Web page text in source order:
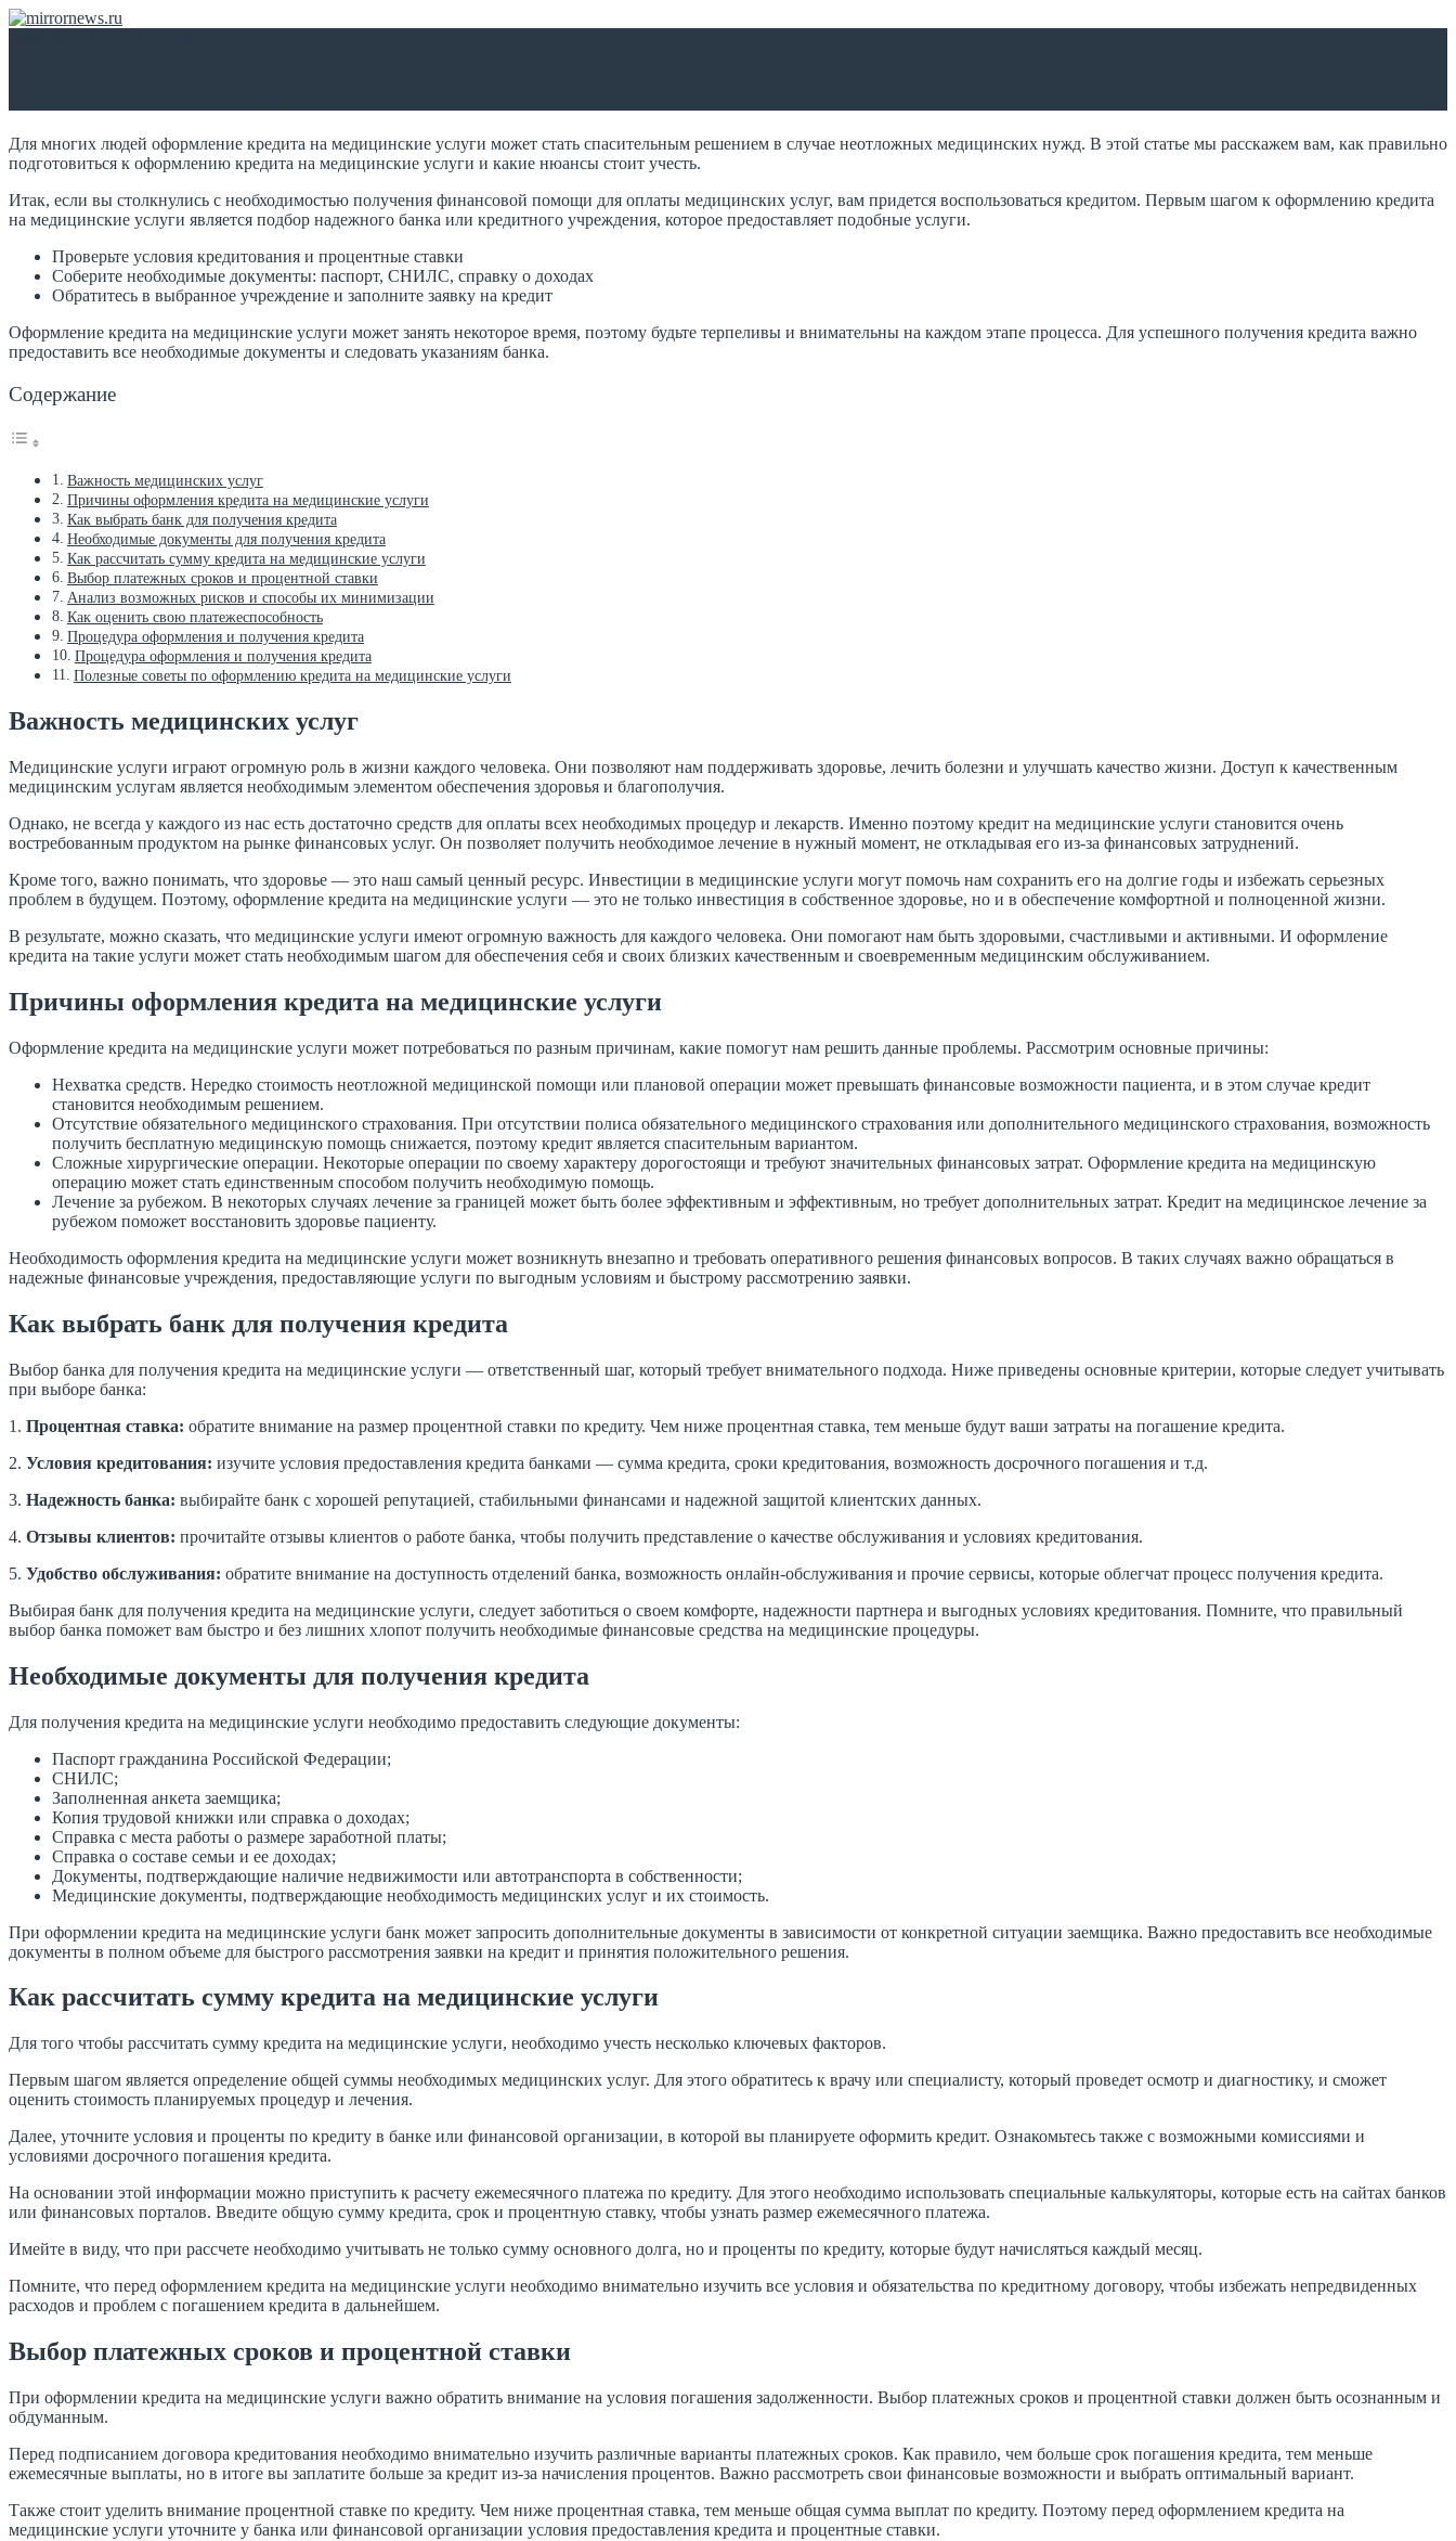
Для многих людей оформление кредита на медицинские услуги может стать спасительным решением в случае неотложных медицинских нужд. В этой статье мы расскажем вам, как правильно
подготовиться к оформлению кредита на медицинские услуги и какие нюансы стоит учесть.
Итак, если вы столкнулись с необходимостью получения финансовой помощи для оплаты медицинских услуг, вам придется воспользоваться кредитом. Первым шагом к оформлению кредита
на медицинские услуги является подбор надежного банка или кредитного учреждения, которое предоставляет подобные услуги.
Проверьте условия кредитования и процентные ставки
Соберите необходимые документы: паспорт, СНИЛС, справку о доходах
Обратитесь в выбранное учреждение и заполните заявку на кредит
Оформление кредита на медицинские услуги может занять некоторое время, поэтому будьте терпеливы и внимательны на каждом этапе процесса. Для успешного получения кредита важно
предоставить все необходимые документы и следовать указаниям банка.
Содержание
Важность медицинских услуг
Причины оформления кредита на медицинские услуги
Как выбрать банк для получения кредита
Необходимые документы для получения кредита
Как рассчитать сумму кредита на медицинские услуги
Выбор платежных сроков и процентной ставки
Анализ возможных рисков и способы их минимизации
Как оценить свою платежеспособность
Процедура оформления и получения кредита
Процедура оформления и получения кредита
Полезные советы по оформлению кредита на медицинские услуги
Важность медицинских услуг
Медицинские услуги играют огромную роль в жизни каждого человека. Они позволяют нам поддерживать здоровье, лечить болезни и улучшать качество жизни. Доступ к качественным
медицинским услугам является необходимым элементом обеспечения здоровья и благополучия.
Однако, не всегда у каждого из нас есть достаточно средств для оплаты всех необходимых процедур и лекарств. Именно поэтому кредит на медицинские услуги становится очень
востребованным продуктом на рынке финансовых услуг. Он позволяет получить необходимое лечение в нужный момент, не откладывая его из-за финансовых затруднений.
Кроме того, важно понимать, что здоровье — это наш самый ценный ресурс. Инвестиции в медицинские услуги могут помочь нам сохранить его на долгие годы и избежать серьезных
проблем в будущем. Поэтому, оформление кредита на медицинские услуги — это не только инвестиция в собственное здоровье, но и в обеспечение комфортной и полноценной жизни.
В результате, можно сказать, что медицинские услуги имеют огромную важность для каждого человека. Они помогают нам быть здоровыми, счастливыми и активными. И оформление
кредита на такие услуги может стать необходимым шагом для обеспечения себя и своих близких качественным и своевременным медицинским обслуживанием.
Причины оформления кредита на медицинские услуги
Оформление кредита на медицинские услуги может потребоваться по разным причинам, какие помогут нам решить данные проблемы. Рассмотрим основные причины:
Нехватка средств. Нередко стоимость неотложной медицинской помощи или плановой операции может превышать финансовые возможности пациента, и в этом случае кредит
становится необходимым решением.
Отсутствие обязательного медицинского страхования. При отсутствии полиса обязательного медицинского страхования или дополнительного медицинского страхования, возможность
получить бесплатную медицинскую помощь снижается, поэтому кредит является спасительным вариантом.
Сложные хирургические операции. Некоторые операции по своему характеру дорогостоящи и требуют значительных финансовых затрат. Оформление кредита на медицинскую
операцию может стать единственным способом получить необходимую помощь.
Лечение за рубежом. В некоторых случаях лечение за границей может быть более эффективным и эффективным, но требует дополнительных затрат. Кредит на медицинское лечение за
рубежом поможет восстановить здоровье пациенту.
Необходимость оформления кредита на медицинские услуги может возникнуть внезапно и требовать оперативного решения финансовых вопросов. В таких случаях важно обращаться в
надежные финансовые учреждения, предоставляющие услуги по выгодным условиям и быстрому рассмотрению заявки.
Как выбрать банк для получения кредита
Выбор банка для получения кредита на медицинские услуги — ответственный шаг, который требует внимательного подхода. Ниже приведены основные критерии, которые следует учитывать
при выборе банка:
1. Процентная ставка: обратите внимание на размер процентной ставки по кредиту. Чем ниже процентная ставка, тем меньше будут ваши затраты на погашение кредита.
2. Условия кредитования: изучите условия предоставления кредита банками — сумма кредита, сроки кредитования, возможность досрочного погашения и т.д.
3. Надежность банка: выбирайте банк с хорошей репутацией, стабильными финансами и надежной защитой клиентских данных.
4. Отзывы клиентов: прочитайте отзывы клиентов о работе банка, чтобы получить представление о качестве обслуживания и условиях кредитования.
5. Удобство обслуживания: обратите внимание на доступность отделений банка, возможность онлайн-обслуживания и прочие сервисы, которые облегчат процесс получения кредита.
Выбирая банк для получения кредита на медицинские услуги, следует заботиться о своем комфорте, надежности партнера и выгодных условиях кредитования. Помните, что правильный
выбор банка поможет вам быстро и без лишних хлопот получить необходимые финансовые средства на медицинские процедуры.
Необходимые документы для получения кредита
Для получения кредита на медицинские услуги необходимо предоставить следующие документы:
Паспорт гражданина Российской Федерации;
СНИЛС;
Заполненная анкета заемщика;
Копия трудовой книжки или справка о доходах;
Справка с места работы о размере заработной платы;
Справка о составе семьи и ее доходах;
Документы, подтверждающие наличие недвижимости или автотранспорта в собственности;
Медицинские документы, подтверждающие необходимость медицинских услуг и их стоимость.
При оформлении кредита на медицинские услуги банк может запросить дополнительные документы в зависимости от конкретной ситуации заемщика. Важно предоставить все необходимые
документы в полном объеме для быстрого рассмотрения заявки на кредит и принятия положительного решения.
Как рассчитать сумму кредита на медицинские услуги
Для того чтобы рассчитать сумму кредита на медицинские услуги, необходимо учесть несколько ключевых факторов.
Первым шагом является определение общей суммы необходимых медицинских услуг. Для этого обратитесь к врачу или специалисту, который проведет осмотр и диагностику, и сможет
оценить стоимость планируемых процедур и лечения.
Далее, уточните условия и проценты по кредиту в банке или финансовой организации, в которой вы планируете оформить кредит. Ознакомьтесь также с возможными комиссиями и
условиями досрочного погашения кредита.
На основании этой информации можно приступить к расчету ежемесячного платежа по кредиту. Для этого необходимо использовать специальные калькуляторы, которые есть на сайтах банков
или финансовых порталов. Введите общую сумму кредита, срок и процентную ставку, чтобы узнать размер ежемесячного платежа.
Имейте в виду, что при рассчете необходимо учитывать не только сумму основного долга, но и проценты по кредиту, которые будут начисляться каждый месяц.
Помните, что перед оформлением кредита на медицинские услуги необходимо внимательно изучить все условия и обязательства по кредитному договору, чтобы избежать непредвиденных
расходов и проблем с погашением кредита в дальнейшем.
Выбор платежных сроков и процентной ставки
При оформлении кредита на медицинские услуги важно обратить внимание на условия погашения задолженности. Выбор платежных сроков и процентной ставки должен быть осознанным и
обдуманным.
Перед подписанием договора кредитования необходимо внимательно изучить различные варианты платежных сроков. Как правило, чем больше срок погашения кредита, тем меньше
ежемесячные выплаты, но в итоге вы заплатите больше за кредит из-за начисления процентов. Важно рассмотреть свои финансовые возможности и выбрать оптимальный вариант.
Также стоит уделить внимание процентной ставке по кредиту. Чем ниже процентная ставка, тем меньше общая сумма выплат по кредиту. Поэтому перед оформлением кредита на
медицинские услуги уточните у банка или финансовой организации условия предоставления кредита и процентные ставки.